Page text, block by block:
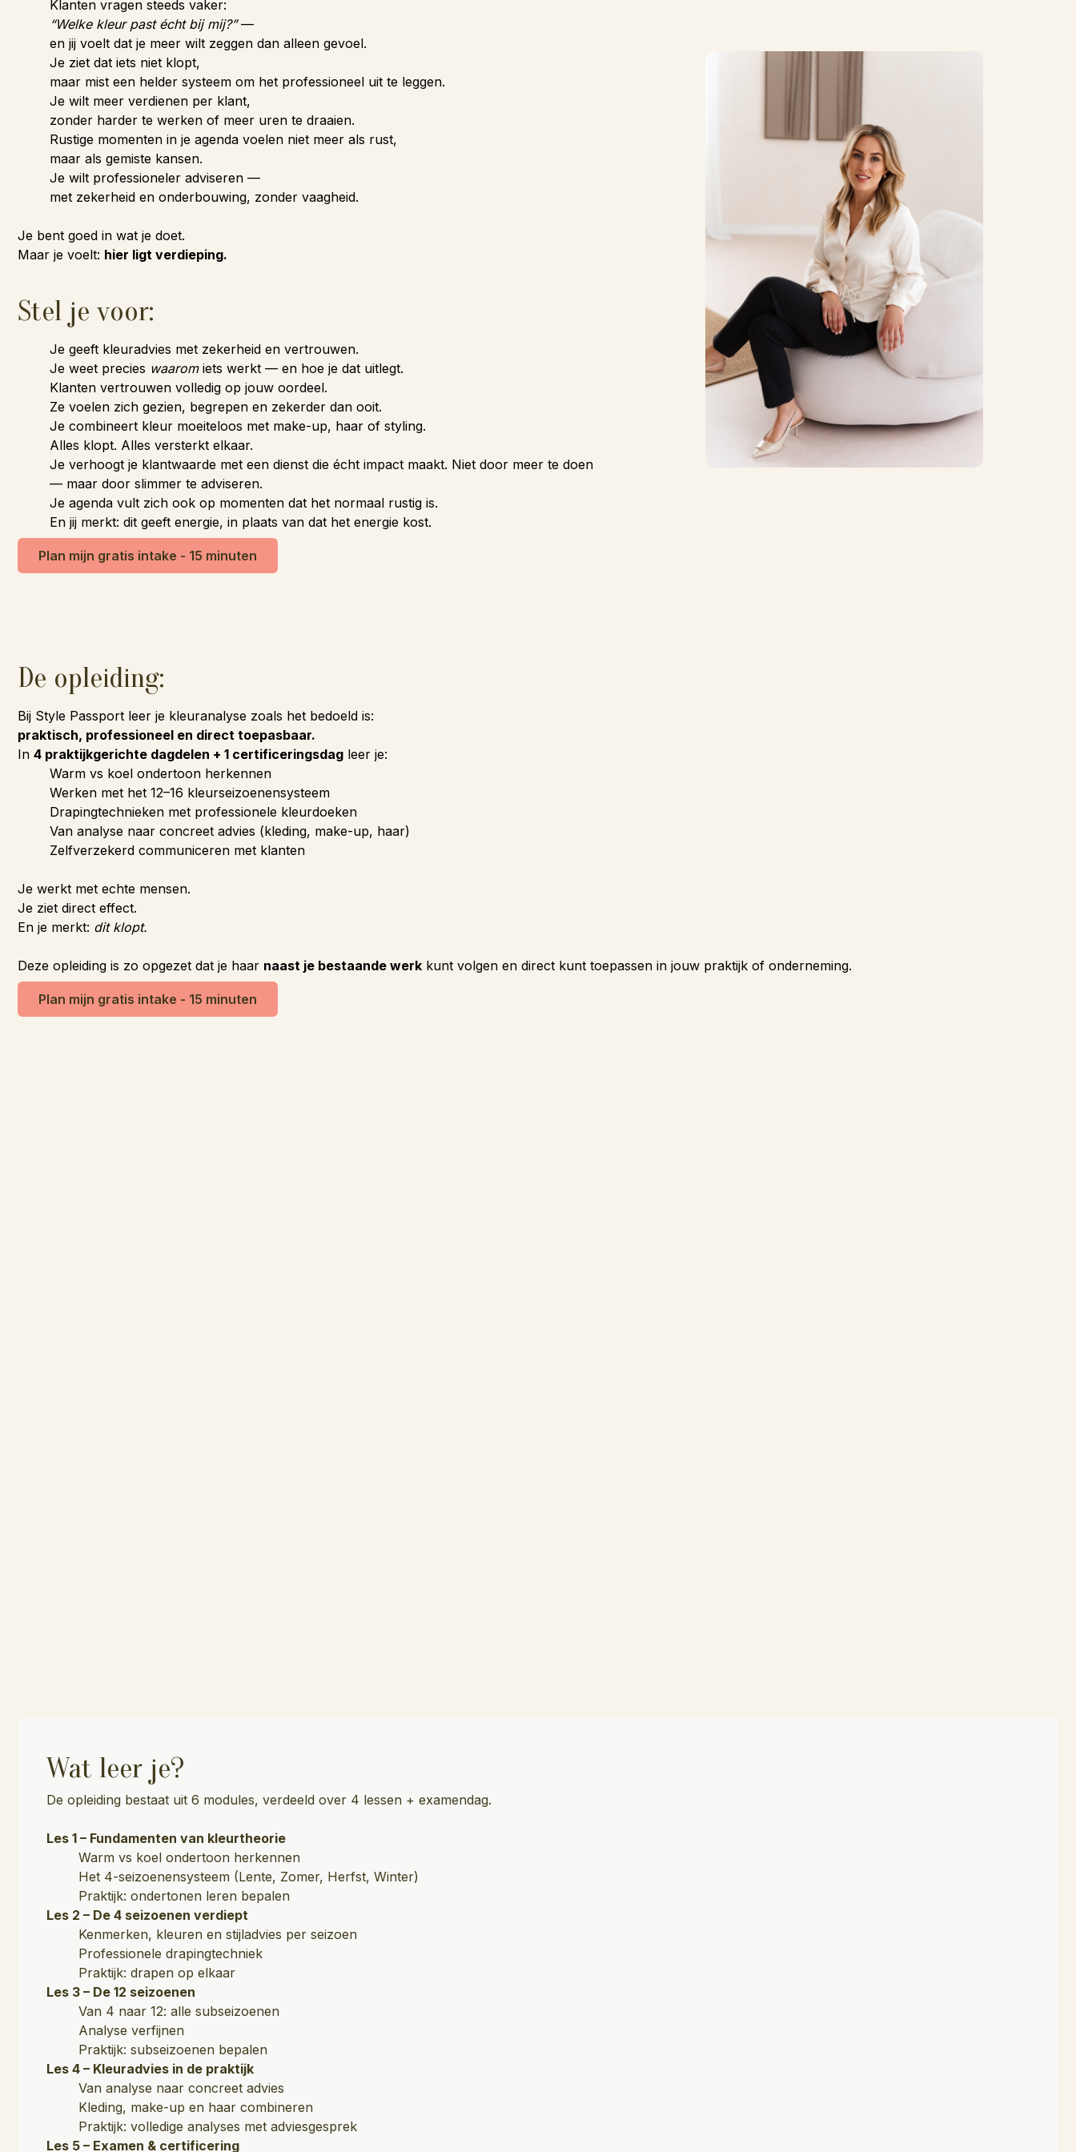
Klanten vragen steeds vaker:
“Welke kleur past écht bij mij?”—
en jij voelt dat je meer wilt zeggen dan alleen gevoel.
Je ziet dat iets niet klopt,
maar mist een helder systeem om het professioneel uit te leggen.
Je wilt meer verdienen per klant,
zonder harder te werken of meer uren te draaien.
Rustige momenten in je agenda voelen niet meer als rust,
maar als gemiste kansen.
Je wilt professioneler adviseren —
met zekerheid en onderbouwing, zonder vaagheid.
Je bent goed in wat je doet.
Maar je voelt: hier ligt verdieping.
Stel je voor:
Je geeft kleuradvies met zekerheid en vertrouwen.
Je weet precies waaromiets werkt — en hoe je dat uitlegt.
Klanten vertrouwen volledig op jouw oordeel.
Ze voelen zich gezien, begrepen en zekerder dan ooit.
Je combineert kleur moeiteloos met make-up, haar of styling.
Alles klopt. Alles versterkt elkaar.
Je verhoogt je klantwaarde met een dienst die écht impact maakt. Niet door meer te doen
— maar door slimmer te adviseren.
Je agenda vult zich ook op momenten dat het normaal rustig is.
En jij merkt: dit geeft energie, in plaats van dat het energie kost.
Plan mijn gratis intake - 15 minuten
De opleiding:
Bij Style Passport leer je kleuranalyse zoals het bedoeld is:
praktisch, professioneel en direct toepasbaar.
In 4 praktijkgerichte dagdelen + 1 certificeringsdag leer je:
Warm vs koel ondertoon herkennen
Werken met het 12–16 kleurseizoenensysteem
Drapingtechnieken met professionele kleurdoeken
Van analyse naar concreet advies (kleding, make-up, haar)
Zelfverzekerd communiceren met klanten
Je werkt met echte mensen.
Je ziet direct effect.
En je merkt: dit klopt.
Deze opleiding is zo opgezet dat je haar naast je bestaande werk kunt volgen en direct kunt toepassen in jouw praktijk of onderneming.
Plan mijn gratis intake - 15 minuten
Wat leer je?
De opleiding bestaat uit 6 modules, verdeeld over 4 lessen + examendag.
Les 1 – Fundamenten van kleurtheorie
Warm vs koel ondertoon herkennen
Het 4-seizoenensysteem (Lente, Zomer, Herfst, Winter)
Praktijk: ondertonen leren bepalen
Les 2 – De 4 seizoenen verdiept
Kenmerken, kleuren en stijladvies per seizoen
Professionele drapingtechniek
Praktijk: drapen op elkaar
Les 3 – De 12 seizoenen
Van 4 naar 12: alle subseizoenen
Analyse verfijnen
Praktijk: subseizoenen bepalen
Les 4 – Kleuradvies in de praktijk
Van analyse naar concreet advies
Kleding, make-up en haar combineren
Praktijk: volledige analyses met adviesgesprek
Les 5 – Examen & certificering